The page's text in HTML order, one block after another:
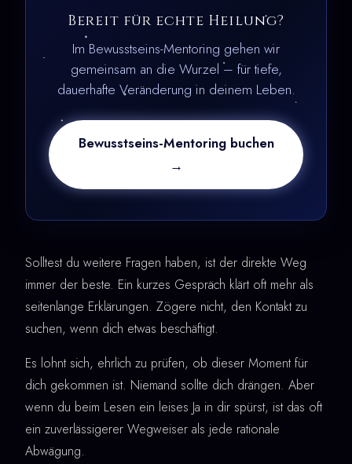
Bereit für echte Heilung?
Im Bewusstseins-Mentoring gehen wir
gemeinsam an die Wurzel – für tiefe,
dauerhafte Veränderung in deinem Leben.
Bewusstseins-Mentoring buchen
→
Solltest du weitere Fragen haben, ist der direkte Weg
immer der beste. Ein kurzes Gespräch klärt oft mehr als
seitenlange Erklärungen. Zögere nicht, den Kontakt zu
suchen, wenn dich etwas beschäftigt.
Es lohnt sich, ehrlich zu prüfen, ob dieser Moment für
dich gekommen ist. Niemand sollte dich drängen. Aber
wenn du beim Lesen ein leises Ja in dir spürst, ist das oft
ein zuverlässigerer Wegweiser als jede rationale
Abwägung.